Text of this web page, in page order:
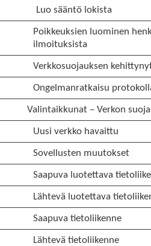
Luo sääntö lokista
Poikkeuksien luominen
ilmoituksista
Verkkosuojauksen
Ongelmanratkaisu
Valintaikkunat – Verkon
Uusi verkko havaittu
Sovellusten muutokset
Saapuva luotettava
Lähtevä luotettava
Saapuva tietoliikenne
Lähtevä tietoliikenne